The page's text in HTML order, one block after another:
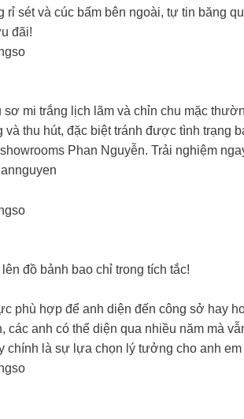
sét và cúc bấm bên ngoài, tự tin băng
đãi!
sơ mi trắng lịch lãm và chỉn chu mặc
thu hút, đặc biệt tránh được tình trạng
Phan Nguyễn. Trải nghiệm
đồ bảnh bao chỉ trong tích tắc!
phù hợp để anh diện đến công sở hay
anh có thể diện qua nhiều năm mà
chính là sự lựa chọn lý tưởng cho anh em